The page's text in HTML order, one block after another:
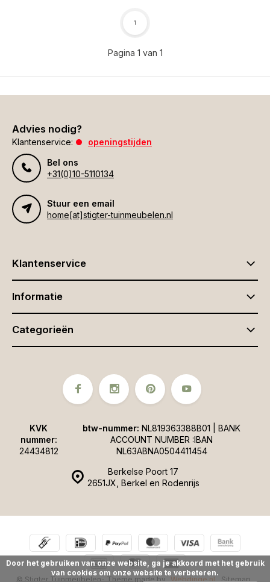
Pagina 1 van 1
1
Advies nodig?
Klantenservice:
openingstijden
Bel ons
+31(0)10-5110134
Stuur een email
home[at]stigter-tuinmeubelen.nl
Klantenservice
Informatie
Categorieën
Berkelse Poort 17
2651JX, Berkel en Rodenrijs
KVK
nummer:
24434812
btw-nummer: NL819363388B01 | BANK
ACCOUNT NUMBER :IBAN
NL63ABNA0504411454
© Stigter Tuinmeubelen- Theme made by Webdinge.nl Sitemap
Door het gebruiken van onze website, ga je akkoord met het gebruik
van cookies om onze website te verbeteren.